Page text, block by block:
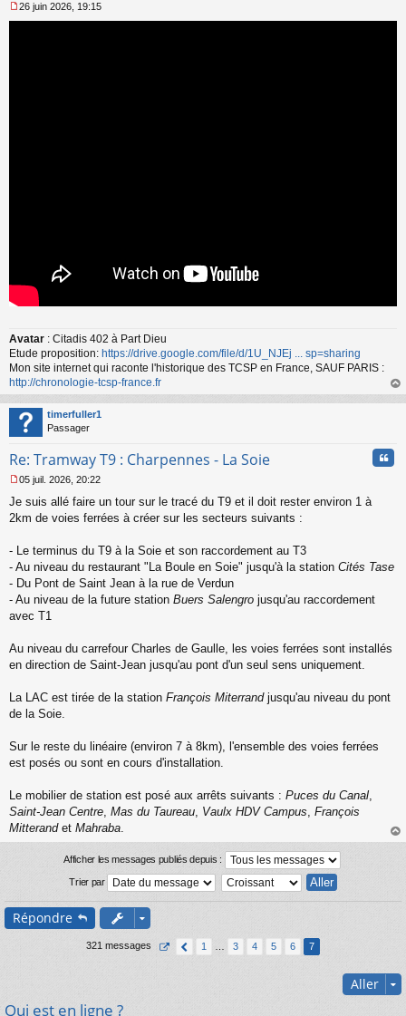
26 juin 2026, 19:15
Avatar : Citadis 402 à Part Dieu
Etude proposition: https://drive.google.com/file/d/1U_NJEj ... sp=sharing
Mon site internet qui raconte l'historique des TCSP en France, SAUF PARIS :
http://chronologie-tcsp-france.fr
au
timerfuller1
Passager
Re: Tramway T9 : Charpennes - La Soie
e
s
g
e
n
o
n
05 juil. 2026, 20:22
Je suis allé faire un tour sur le tracé du T9 et il doit rester environ 1 à
2km de voies ferrées à créer sur les secteurs suivants :
- Le terminus du T9 à la Soie et son raccordement au T3
- Au niveau du restaurant "La Boule en Soie" jusqu'à la station Cités Tase
- Du Pont de Saint Jean à la rue de Verdun
- Au niveau de la future station Buers Salengro jusqu'au raccordement
avec T1
Au niveau du carrefour Charles de Gaulle, les voies ferrées sont installés
en direction de Saint-Jean jusqu'au pont d'un seul sens uniquement.
La LAC est tirée de la station François Miterrandjusqu'au niveau du pont
de la Soie.
Sur le reste du linéaire (environ 7 à 8km), l'ensemble des voies ferrées
est posés ou sont en cours d'installation.
Le mobilier de station est posé aux arrêts suivants : Puces du Canal
Saint-Jean Centre Mas du Taureau Vaulx HDV Campus François
Mitterandet Mahraba
au
Afficher les messages publiés depuis :
Trier par
Répondre
321 messages 1 3 4 5 6 7
Aller
Qui est en ligne ?